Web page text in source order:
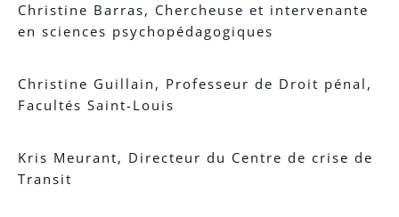
Christine Barras, Chercheuse et intervenante
en sciences psychopédagogiques
Christine Guillain, Professeur de Droit pénal,
Facultés Saint-Louis
Kris Meurant, Directeur du Centre de crise de
Transit